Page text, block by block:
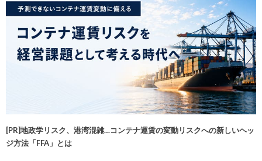
[PR]地政学リスク、港湾混雑…コンテナ運賃の変動リスクへの新しいヘッ
ジ方法「FFA」とは